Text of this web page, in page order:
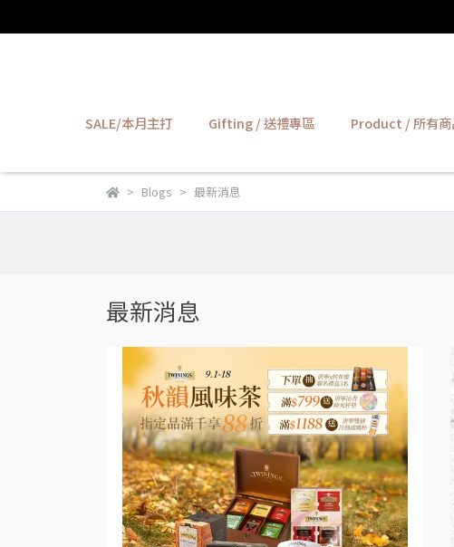
SALE/本月主打 Gifting / 送禮專區 Product / 所有商
Blogs 最新消息
最新消息